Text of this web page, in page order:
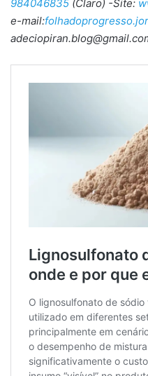
984046835 (Claro) -Site:
e-mail: